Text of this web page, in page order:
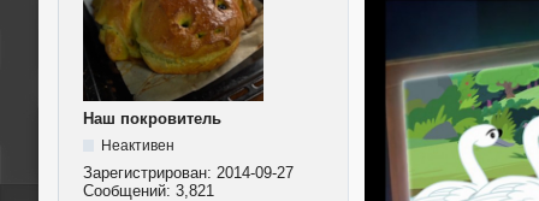
Наш покровитель
Неактивен
Зарегистрирован: 2014-09-27
Сообщений: 3,821